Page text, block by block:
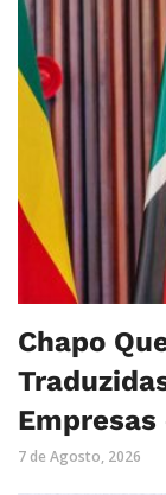
Chapo
Empresas
7 de Agosto, 2026